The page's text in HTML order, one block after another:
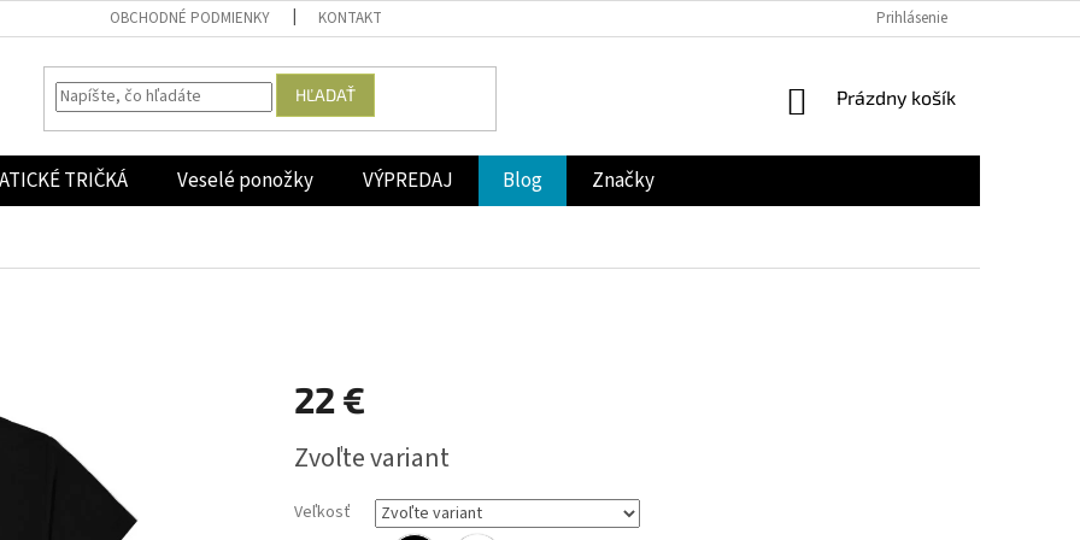
OBCHODNÉ PODMIENKY KONTAKT Prihlásenie
HĽADAŤ
NÁKUPNÝ
Prázdny košík
TRIČKÁ Veselé ponožky VÝPREDAJ Blog Značky
22 €
cena:
Zvoľte variant
Veľkosť